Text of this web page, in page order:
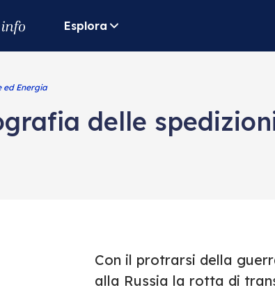
Esplora
Energia
delle
Con il protrarsi della
alla Russia la rotta di